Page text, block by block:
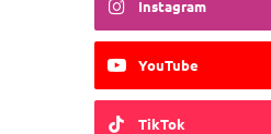
Instagram
YouTube
TikTok